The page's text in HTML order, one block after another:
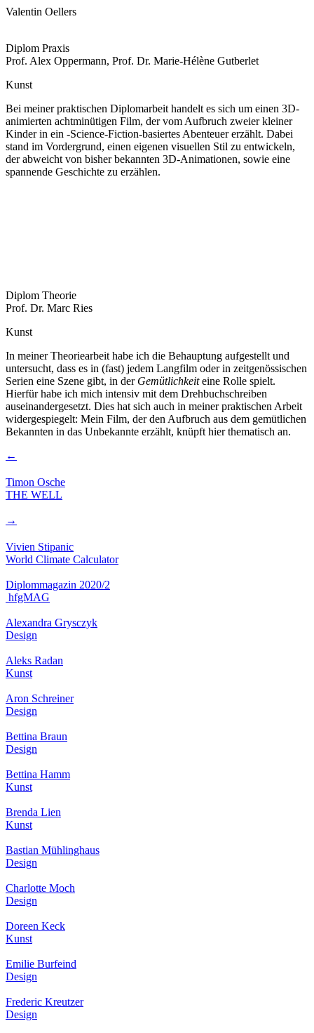
Valentin Oellers
Diplom Praxis
Prof. Alex Oppermann, Prof. Dr. Marie-Hélène Gutberlet
Kunst
Bei meiner praktischen Diplomarbeit handelt es sich um einen 3D-
animierten achtminütigen Film, der vom Aufbruch zweier kleiner
Kinder in ein -Science-Fiction-basiertes Abenteuer erzählt. Dabei
stand im Vordergrund, einen eigenen visuellen Stil zu entwickeln,
der abweicht von bisher bekannten 3D-Animationen, sowie eine
spannende Geschichte zu erzählen.
Diplom Theorie
Prof. Dr. Marc Ries
Kunst
In meiner Theoriearbeit habe ich die Behauptung aufgestellt und
untersucht, dass es in (fast) jedem Langfilm oder in zeitgenössischen
Serien eine Szene gibt, in der Gemütlichkeiteine Rolle spielt.
Hierfür habe ich mich intensiv mit dem Drehbuchschreiben
auseinandergesetzt. Dies hat sich auch in meiner praktischen Arbeit
widergespiegelt: Mein Film, der den Aufbruch aus dem gemütlichen
Bekannten in das Unbekannte erzählt, knüpft hier thematisch an.
←
Timon Osche
THE WELL
→
Vivien Stipanic
World Climate Calculator
Diplommagazin 2020/2
hfgMAG
Alexandra Grysczyk
Design
Aleks Radan
Kunst
Aron Schreiner
Design
Bettina Braun
Design
Bettina Hamm
Kunst
Brenda Lien
Kunst
Bastian Mühlinghaus
Design
Charlotte Moch
Design
Doreen Keck
Kunst
Emilie Burfeind
Design
Frederic Kreutzer
Design